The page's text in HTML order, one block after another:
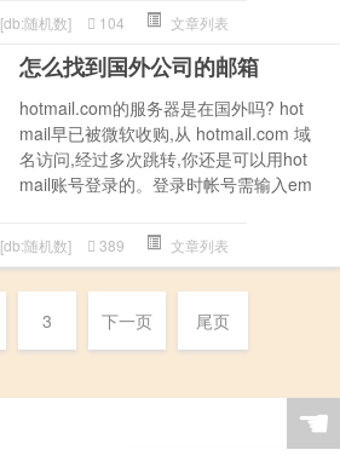
[db:随机数] 104 文章列表
怎么找到国外公司的邮箱
hotmail.com的服务器是在国外吗? hot
mail早已被微软收购,从 hotmail.com 域
名访问,经过多次跳转,你还是可以用hot
mail账号登录的。登录时帐号需输入em
[db:随机数] 389 文章列表
3 下一页 尾页
☚